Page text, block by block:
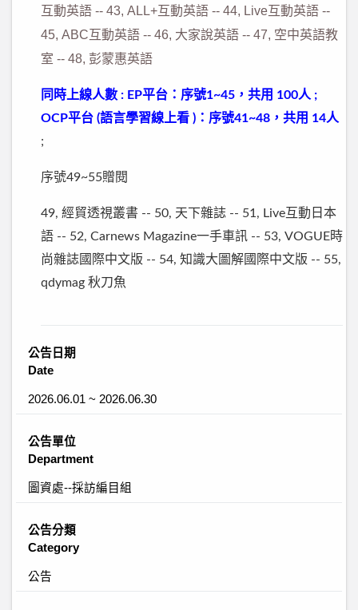
互動英語 -- 43, ALL+互動英語 -- 44, Live互動英語 --
45, ABC互動英語 -- 46, 大家說英語 -- 47, 空中英語教
室 -- 48, 彭蒙惠英語
同時上線人數 : EP平台：序號1~45，共用 100人 ;
OCP平台 (語言學習線上看 )：序號41~48，共用 14人
;
序號49~55贈閱
49, 經貿透視叢書 -- 50, 天下雜誌 -- 51, Live互動日本
語 -- 52, Carnews Magazine一手車訊 -- 53, VOGUE時
尚雜誌國際中文版 -- 54, 知識大圖解國際中文版 -- 55,
qdymag 秋刀魚
公告日期
Date
2026.06.01 ~ 2026.06.30
公告單位
Department
圖資處--採訪編目組
公告分類
Category
公告